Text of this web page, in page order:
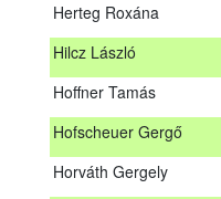
Herteg Roxána
Hilcz László
Hoffner Tamás
Hofscheuer Gergő
Horváth Gergely
Gombor Csaba